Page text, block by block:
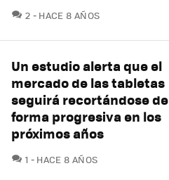
2 COMENTARIOS
HACE 8 AÑOS
Un estudio alerta que el
mercado de las tabletas
seguirá recortándose de
forma progresiva en los
próximos años
1 COMENTARIOS
HACE 8 AÑOS